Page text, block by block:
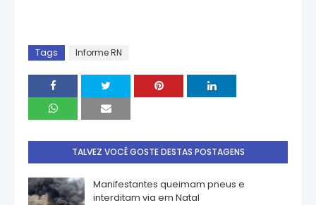
Tags Informe RN
TALVEZ VOCÊ GOSTE DESTAS POSTAGENS
Manifestantes queimam pneus e
interditam via em Natal